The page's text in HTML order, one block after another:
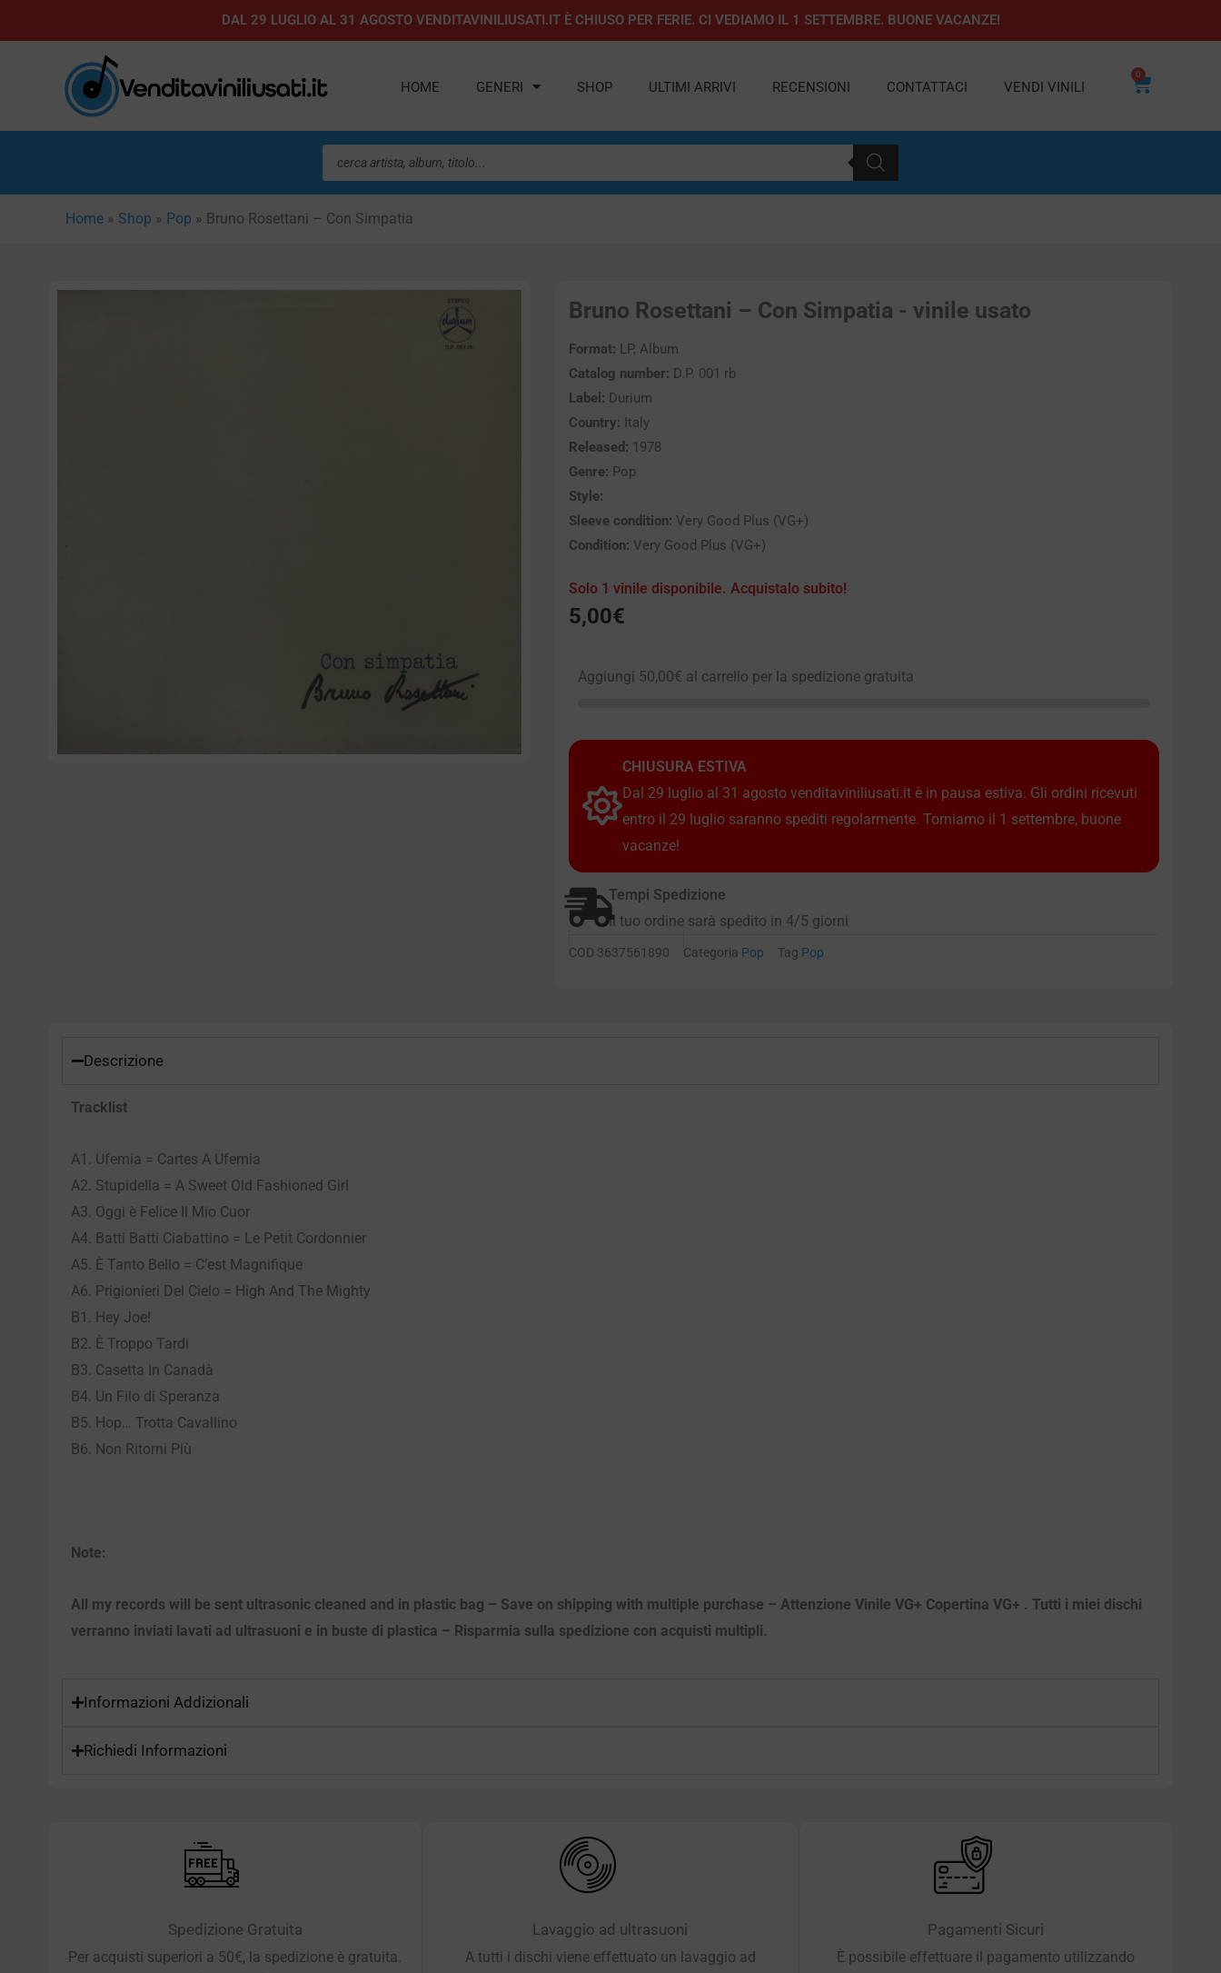
al
DAL 29 LUGLIO AL 31 AGOSTO VENDITAVINILIUSATI.IT È CHIUSO PER FERIE. CI VEDIAMO IL 1 SETTEMBRE. BUONE VACANZE!
HOME GENERI SHOP ULTIMI ARRIVI RECENSIONI CONTATTACI VENDI VINILI
0
Carrello
Ricerca
prodotti
Home » Shop » Pop » Bruno Rosettani – Con Simpatia
Bruno Rosettani – Con Simpatia - vinile usato
Format: LP, Album
Catalog number: D.P. 001 rb
Label: Durium
Country: Italy
Released: 1978
Genre: Pop
Style:
Sleeve condition: Very Good Plus (VG+)
Condition: Very Good Plus (VG+)
Solo 1 vinile disponibile. Acquistalo subito!
5,00€
Aggiungi 50,00€ al carrello per la spedizione gratuita
CHIUSURA ESTIVA
Dal 29 luglio al 31 agosto venditaviniliusati.it è in pausa estiva. Gli ordini ricevuti
entro il 29 luglio saranno spediti regolarmente. Torniamo il 1 settembre, buone
vacanze!
Tempi Spedizione
Il tuo ordine sarà spedito in 4/5 giorni
COD 3637561890 Categoria Pop Tag Pop
Descrizione
Tracklist
A1. Ufemia = Cartes A Ufemia
A2. Stupidella = A Sweet Old Fashioned Girl
A3. Oggi è Felice Il Mio Cuor
A4. Batti Batti Ciabattino = Le Petit Cordonnier
A5. È Tanto Bello = C’est Magnifique
A6. Prigionieri Del Cielo = High And The Mighty
B1. Hey Joe!
B2. È Troppo Tardi
B3. Casetta In Canadà
B4. Un Filo di Speranza
B5. Hop… Trotta Cavallino
B6. Non Ritorni Più
Note:
All my records will be sent ultrasonic cleaned and in plastic bag – Save on shipping with multiple purchase – Attenzione Vinile VG+ Copertina VG+ . Tutti i miei dischi
verranno inviati lavati ad ultrasuoni e in buste di plastica – Risparmia sulla spedizione con acquisti multipli.
Informazioni Addizionali
Richiedi Informazioni
Spedizione Gratuita
Per acquisti superiori a 50€, la spedizione è gratuita.
Lavaggio ad ultrasuoni
A tutti i dischi viene effettuato un lavaggio ad
Pagamenti Sicuri
È possibile effettuare il pagamento utilizzando